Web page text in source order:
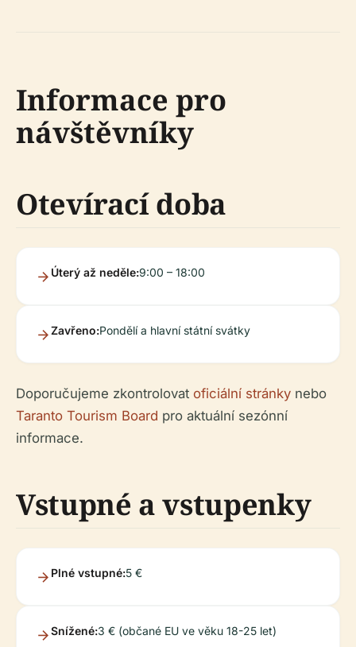
Informace pro
návštěvníky
Otevírací doba
Úterý až neděle:9:00 – 18:00
Zavřeno:Pondělí a hlavní státní svátky
Doporučujeme zkontrolovat oficiální stránky nebo
Taranto Tourism Board pro aktuální sezónní
informace.
Vstupné a vstupenky
Plné vstupné:5 €
Snížené:3 € (občané EU ve věku 18-25 let)